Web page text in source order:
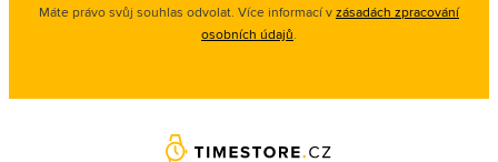
Máte právo svůj souhlas odvolat. Více informací vzásadách zpracování
osobních údajů.